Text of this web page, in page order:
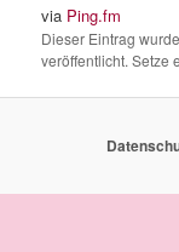
via Ping.fm
Dieser Eintrag
veröffentlicht. Setze